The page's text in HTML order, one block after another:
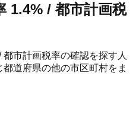
1.4% / 都市計画税
都市計画税率の確認を探す人
道府県の他の市区町村をま